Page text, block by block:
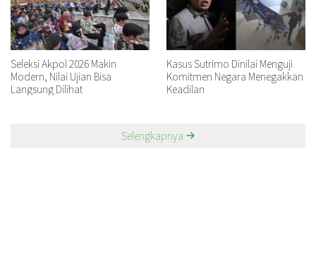
Seleksi Akpol 2026 Makin
Modern, Nilai Ujian Bisa
Langsung Dilihat
Kasus Sutrimo Dinilai Menguji
Komitmen Negara Menegakkan
Keadilan
Selengkapnya